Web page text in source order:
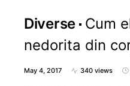
Diverse Cum
nedorita din
May 4, 2017 340 views